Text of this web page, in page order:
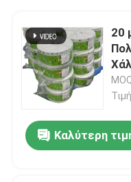
20
Καλύτερη